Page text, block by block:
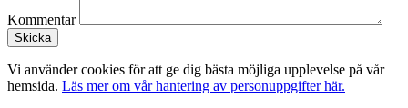
Kommentar
Vi använder cookies för att ge dig bästa möjliga upplevelse på vår
hemsida. Läs mer om vår hantering av personuppgifter här.